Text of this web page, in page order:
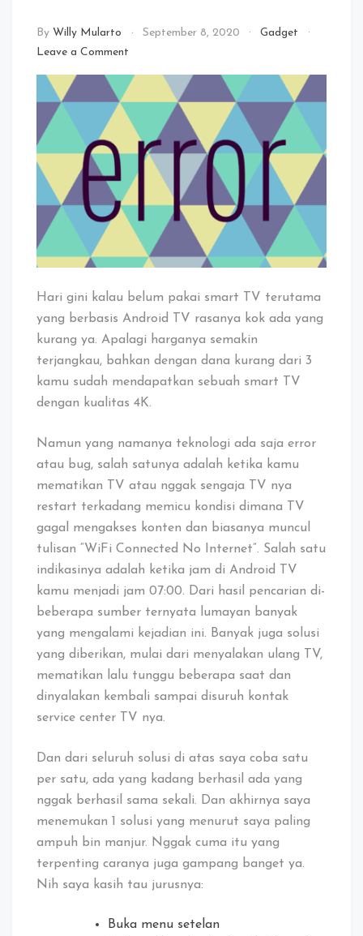
By Willy Mularto September 8, 2020
Gadget
Leave a Comment
Cara
Memperbaiki
Error
Android
TV
Connected,
No
Internet
Hari gini kalau belum pakai smart TV terutama
yang berbasis Android TV rasanya kok ada yang
kurang ya. Apalagi harganya semakin
terjangkau, bahkan dengan dana kurang dari 3
kamu sudah mendapatkan sebuah smart TV
dengan kualitas 4K.
Namun yang namanya teknologi ada saja error
atau bug, salah satunya adalah ketika kamu
mematikan TV atau nggak sengaja TV nya
restart terkadang memicu kondisi dimana TV
gagal mengakses konten dan biasanya muncul
tulisan “WiFi Connected No Internet”. Salah satu
indikasinya adalah ketika jam di Android TV
kamu menjadi jam 07:00. Dari hasil pencarian di-
beberapa sumber ternyata lumayan banyak
yang mengalami kejadian ini. Banyak juga solusi
yang diberikan, mulai dari menyalakan ulang TV,
mematikan lalu tunggu beberapa saat dan
dinyalakan kembali sampai disuruh kontak
service center TV nya.
Dan dari seluruh solusi di atas saya coba satu
per satu, ada yang kadang berhasil ada yang
nggak berhasil sama sekali. Dan akhirnya saya
menemukan 1 solusi yang menurut saya paling
ampuh bin manjur. Nggak cuma itu yang
terpenting caranya juga gampang banget ya.
Nih saya kasih tau jurusnya:
Buka menu setelan